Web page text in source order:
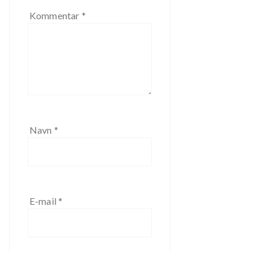
Kommentar *
Navn *
E-mail *